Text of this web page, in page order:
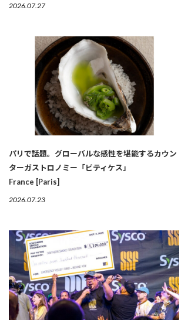
2026.07.27
パリで話題。グローバルな感性を堪能するカウン
ターガストロノミー「ビティケス」
France [Paris]
2026.07.23